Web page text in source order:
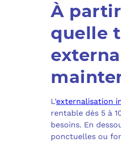
À
quelle
L’externalisation
rentable dès 5 à
besoins. En
ponctuelles ou